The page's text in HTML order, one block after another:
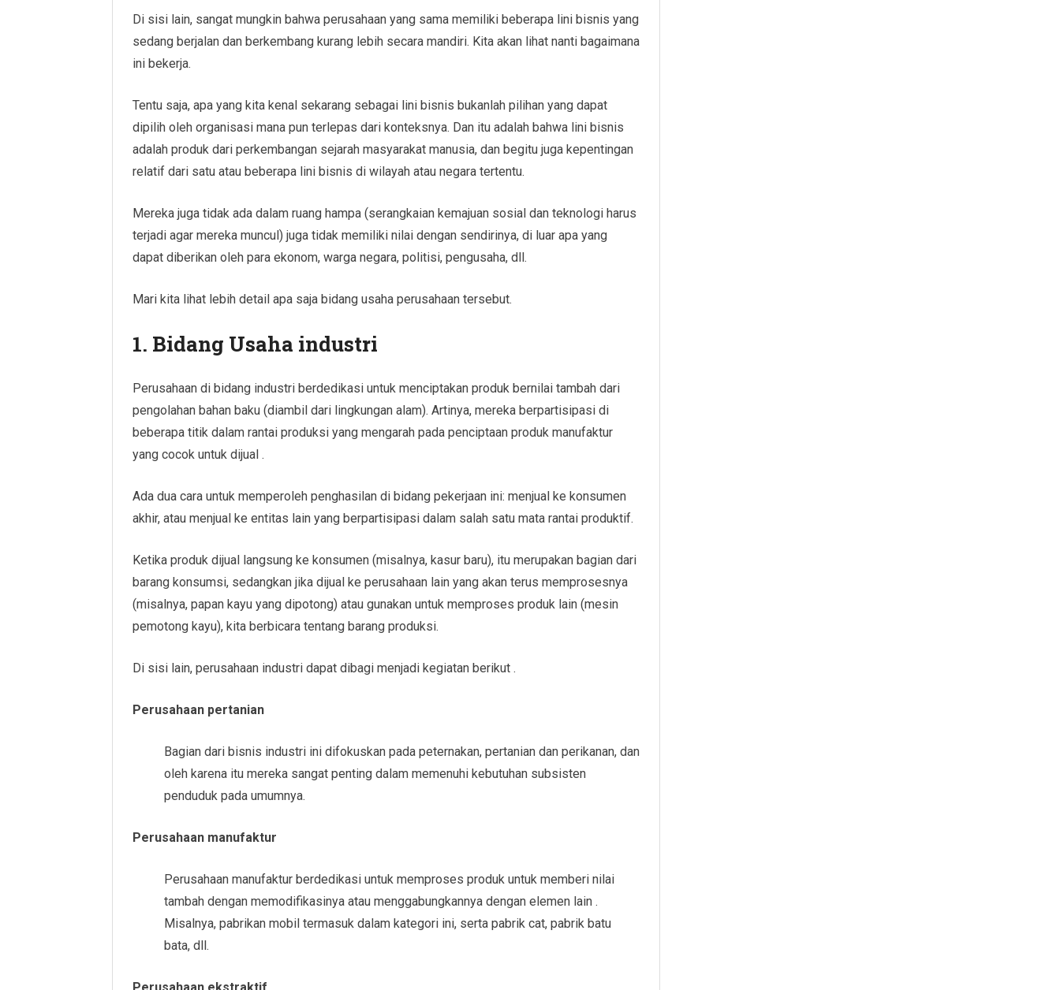
Di sisi lain, sangat mungkin bahwa perusahaan yang sama memiliki beberapa lini bisnis yang
sedang berjalan dan berkembang kurang lebih secara mandiri. Kita akan lihat nanti bagaimana
ini bekerja.
Tentu saja, apa yang kita kenal sekarang sebagai lini bisnis bukanlah pilihan yang dapat
dipilih oleh organisasi mana pun terlepas dari konteksnya. Dan itu adalah bahwa lini bisnis
adalah produk dari perkembangan sejarah masyarakat manusia, dan begitu juga kepentingan
relatif dari satu atau beberapa lini bisnis di wilayah atau negara tertentu.
Mereka juga tidak ada dalam ruang hampa (serangkaian kemajuan sosial dan teknologi harus
terjadi agar mereka muncul) juga tidak memiliki nilai dengan sendirinya, di luar apa yang
dapat diberikan oleh para ekonom, warga negara, politisi, pengusaha, dll.
Mari kita lihat lebih detail apa saja bidang usaha perusahaan tersebut.
1. Bidang Usaha industri
Perusahaan di bidang industri berdedikasi untuk menciptakan produk bernilai tambah dari
pengolahan bahan baku (diambil dari lingkungan alam). Artinya, mereka berpartisipasi di
beberapa titik dalam rantai produksi yang mengarah pada penciptaan produk manufaktur
yang cocok untuk dijual .
Ada dua cara untuk memperoleh penghasilan di bidang pekerjaan ini: menjual ke konsumen
akhir, atau menjual ke entitas lain yang berpartisipasi dalam salah satu mata rantai produktif.
Ketika produk dijual langsung ke konsumen (misalnya, kasur baru), itu merupakan bagian dari
barang konsumsi, sedangkan jika dijual ke perusahaan lain yang akan terus memprosesnya
(misalnya, papan kayu yang dipotong) atau gunakan untuk memproses produk lain (mesin
pemotong kayu), kita berbicara tentang barang produksi.
Di sisi lain, perusahaan industri dapat dibagi menjadi kegiatan berikut .
Perusahaan pertanian
Bagian dari bisnis industri ini difokuskan pada peternakan, pertanian dan perikanan, dan
oleh karena itu mereka sangat penting dalam memenuhi kebutuhan subsisten
penduduk pada umumnya.
Perusahaan manufaktur
Perusahaan manufaktur berdedikasi untuk memproses produk untuk memberi nilai
tambah dengan memodifikasinya atau menggabungkannya dengan elemen lain .
Misalnya, pabrikan mobil termasuk dalam kategori ini, serta pabrik cat, pabrik batu
bata, dll.